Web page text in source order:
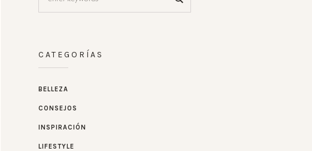
CATEGORÍAS
BELLEZA
CONSEJOS
INSPIRACIÓN
LIFESTYLE